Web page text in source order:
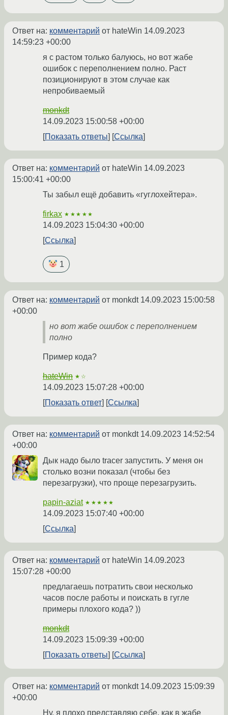
Ответ на: комментарий от hateWin 14.09.2023
14:59:23 +00:00
я с растом только балуюсь, но вот жабе
ошибок с переполнением полно. Раст
позиционируют в этом случае как
непробиваемый
monkdt
14.09.2023 15:00:58 +00:00
Показать ответы
Ссылка
Ответ на: комментарий от hateWin 14.09.2023
15:00:41 +00:00
Ты забыл ещё добавить «гуглохейтера».
firkax ★★★★★
14.09.2023 15:04:30 +00:00
Ссылка
1
Ответ на: комментарий от monkdt 14.09.2023 15:00:58
+00:00
но вот жабе ошибок с переполнением
полно
Пример кода?
hateWin ★☆
14.09.2023 15:07:28 +00:00
Показать ответ
Ссылка
Ответ на: комментарий от monkdt 14.09.2023 14:52:54
+00:00
Дык надо было tracer запустить. У меня он
столько возни показал (чтобы без
перезагрузки), что проще перезагрузить.
papin-aziat ★★★★★
14.09.2023 15:07:40 +00:00
Ссылка
Ответ на: комментарий от hateWin 14.09.2023
15:07:28 +00:00
предлагаешь потратить свои несколько
часов после работы и поискать в гугле
примеры плохого кода? ))
monkdt
14.09.2023 15:09:39 +00:00
Показать ответы
Ссылка
Ответ на: комментарий от monkdt 14.09.2023 15:09:39
+00:00
Ну, я плохо представляю себе, как в жабе